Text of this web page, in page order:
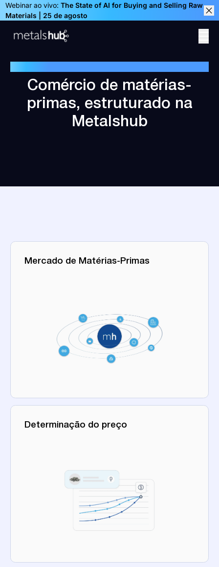
Webinar ao vivo: The State of AI for Buying and Selling Raw
Materials | 25 de agosto
Comércio de matérias-
primas, estruturado na
Metalshub
Mercado de Matérias-Primas
Determinação do preço